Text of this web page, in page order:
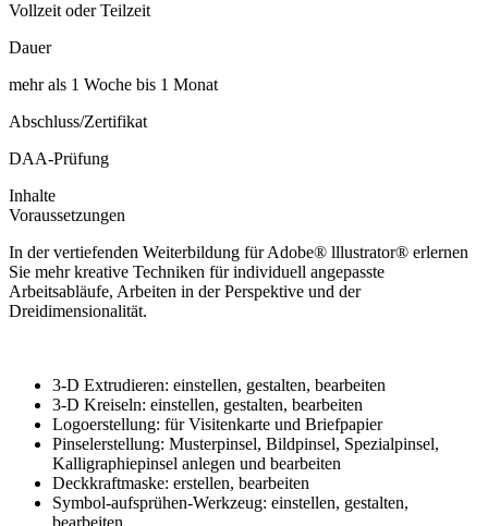
Vollzeit oder Teilzeit
Dauer
mehr als 1 Woche bis 1 Monat
Abschluss/Zertifikat
DAA-Prüfung
Inhalte
Voraussetzungen
In der vertiefenden Weiterbildung für Adobe® lllustrator® erlernen
Sie mehr kreative Techniken für individuell angepasste
Arbeitsabläufe, Arbeiten in der Perspektive und der
Dreidimensionalität.
3-D Extrudieren: einstellen, gestalten, bearbeiten
3-D Kreiseln: einstellen, gestalten, bearbeiten
Logoerstellung: für Visitenkarte und Briefpapier
Pinselerstellung: Musterpinsel, Bildpinsel, Spezialpinsel,
Kalligraphiepinsel anlegen und bearbeiten
Deckkraftmaske: erstellen, bearbeiten
Symbol-aufsprühen-Werkzeug: einstellen, gestalten,